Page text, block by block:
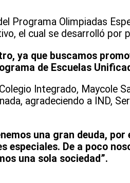
Programa Olimpiadas
el cual se desarrolló por
ya que buscamos
de Escuelas
Integrado, Maycole
agradeciendo a IND,
una gran deuda,
especiales. De a poco
una sola sociedad”.